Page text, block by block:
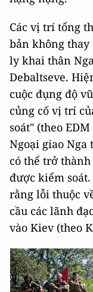
Các vị trí tổng
bản không
ly khai thân
Debaltseve.
cuộc đụng độ
củng cố vị trí
soát" (theo
Ngoại giao
có thể trở
được kiểm
rằng lỗi thuộc
cầu các lãnh
vào Kiev (theo